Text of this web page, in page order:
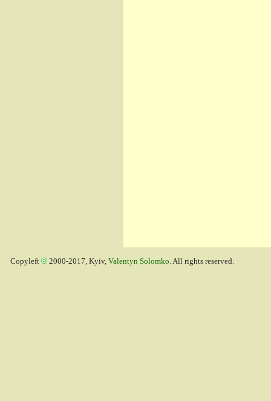
Copyleft 2000-2017, Kyiv, Valentyn Solomko. All rights reserved.